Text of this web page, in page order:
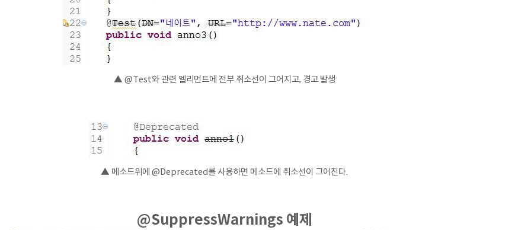
▲ @Test와 관련 엘리먼트에 전부 취소선이 그어지고, 경고 발생
▲ 메소드위에 @Deprecated를 사용하면 메소드에 취소선이 그어진다.
@SuppressWarnings 예제